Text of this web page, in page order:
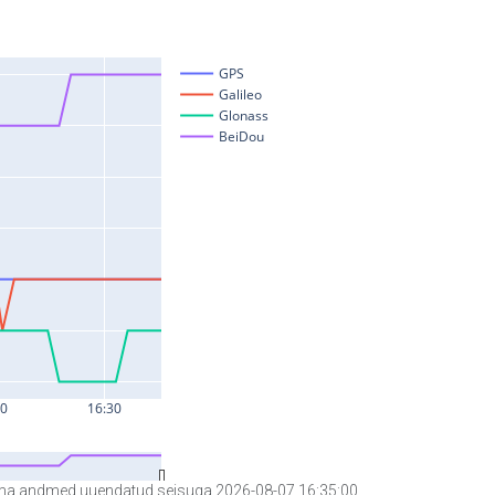
andmed uuendatud seisuga 2026-08-07 16:35:00